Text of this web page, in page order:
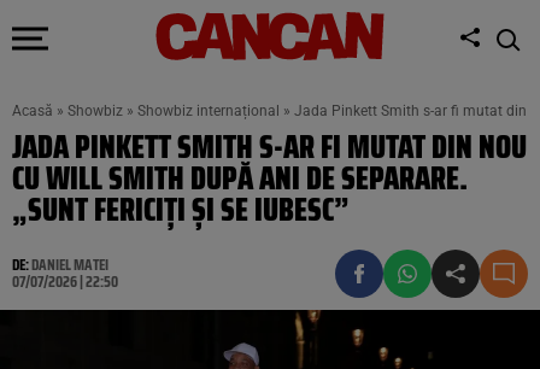
Acasă » Showbiz » Showbiz internațional » Jada Pinkett Smith s-ar fi mutat din
JADA PINKETT SMITH S-AR FI MUTAT DIN NOU
CU WILL SMITH DUPĂ ANI DE SEPARARE.
„SUNT FERICIȚI ȘI SE IUBESC”
DE:DANIEL MATEI
07/07/2026 | 22:50